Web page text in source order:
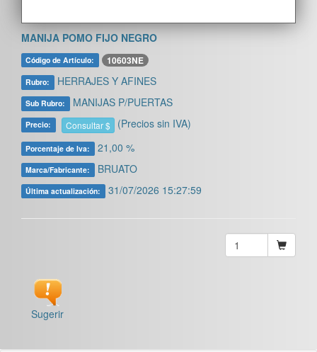
MANIJA POMO FIJO NEGRO
Código de Artículo: 10603NE
Rubro: HERRAJES Y AFINES
Sub Rubro: MANIJAS P/PUERTAS
Precio: Consultar $ (Precios sin IVA)
Porcentaje de Iva: 21,00 %
Marca/Fabricante: BRUATO
Última actualización: 31/07/2026 15:27:59
Sugerir